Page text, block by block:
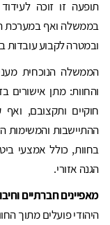
תופעה זו זוכה
ובמטרה לקבוע עובדות
הממשלה הנוכחית
והחוות: מתן
חוקיים ותקצובם,
בחוות, כולל אמצעי
הגנה אזורי.
מאפיינים חברתיים
היהודי פועלים מתוך